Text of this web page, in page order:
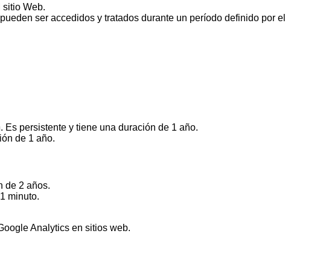
Web.
ser accedidos y tratados durante un período definido por el
persistente y tiene una duración de 1 año.
de 1 año.
de 2 años.
minuto.
Analytics en sitios web.